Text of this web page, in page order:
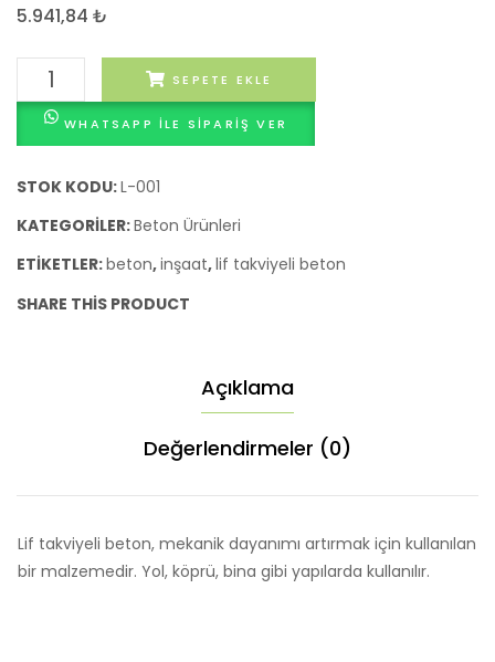
5.941,84 ₺
Takviyeli
Beton
Mekanik
artırmak
için
lif
SEPETE EKLE
WHATSAPP ILE SIPARIŞ VER
STOK KODU:L-001
KATEGORILER:Beton Ürünleri
ETIKETLER:beton,inşaat,lif takviyeli beton
SHARE THIS PRODUCT
Açıklama
Değerlendirmeler (0)
Lif takviyeli beton, mekanik dayanımı artırmak için kullanılan
bir malzemedir. Yol, köprü, bina gibi yapılarda kullanılır.